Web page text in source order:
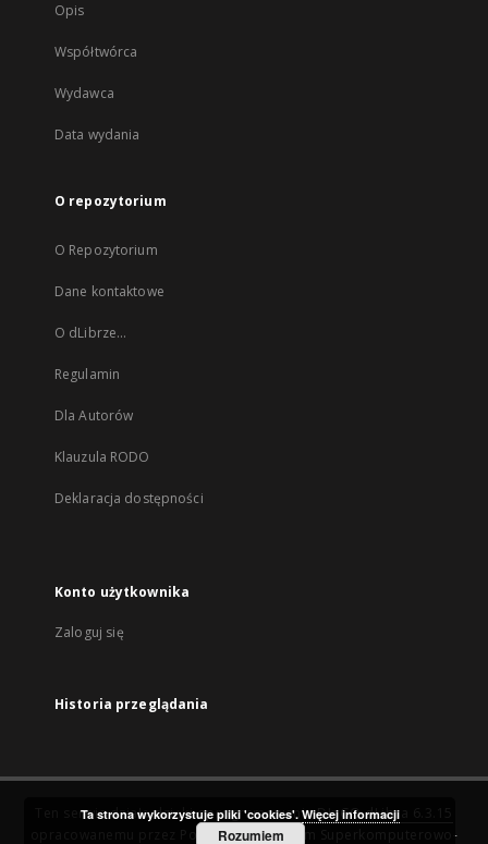
Opis
Współtwórca
Wydawca
Data wydania
O repozytorium
O Repozytorium
Dane kontaktowe
O dLibrze...
Regulamin
Dla Autorów
Klauzula RODO
Deklaracja dostępności
Konto użytkownika
Zaloguj się
Historia przeglądania
Ten serwis działa dzięki oprogramowaniuDInGO dLibra 6.3.15
Poznańskie Centrum Superkomputerowo-
Ta strona wykorzystuje pliki 'cookies'. Więcej informacji
Rozumiem